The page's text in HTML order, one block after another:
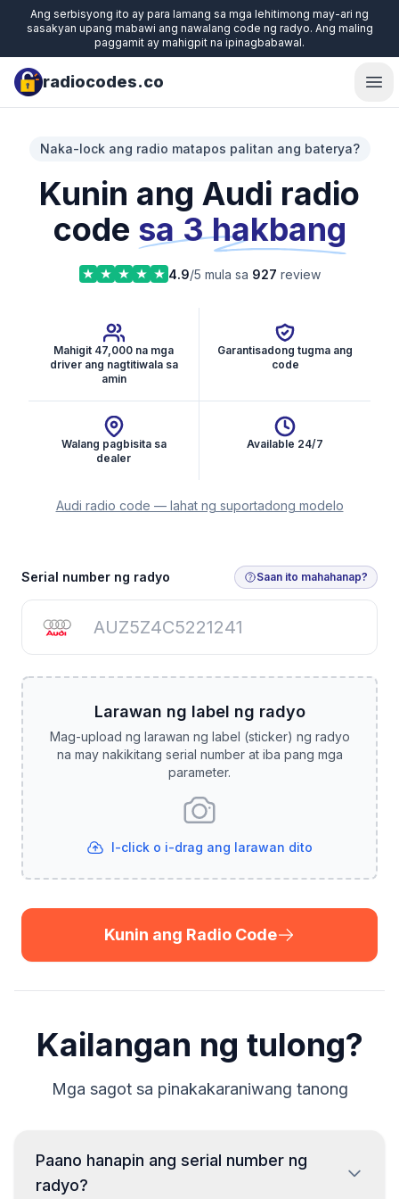
Ang serbisyong ito ay para lamang sa mga lehitimong may-ari ng
sasakyan upang mabawi ang nawalang code ng radyo. Ang maling
paggamit ay mahigpit na ipinagbabawal.
radiocodes.co
Naka-lock ang radio matapos palitan ang baterya?
Kunin ang Audi radio
code sa 3 hakbang
4.9/5 mula sa 927 review
Mahigit 47,000 na mga
driver ang nagtitiwala sa
amin
Garantisadong tugma ang
code
Walang pagbisita sa
dealer
Available 24/7
Audi radio code — lahat ng suportadong modelo
Kunin ang Radio Code
Serial number ng radyo Saan ito mahahanap?
Larawan ng label ng radyo
Mag-upload ng larawan ng label (sticker) ng radyo
na may nakikitang serial number at iba pang mga
parameter.
I-click o i-drag ang larawan dito
Kunin ang Radio Code
Kailangan ng tulong?
Mga sagot sa pinakakaraniwang tanong
Paano hanapin ang serial number ng
radyo?